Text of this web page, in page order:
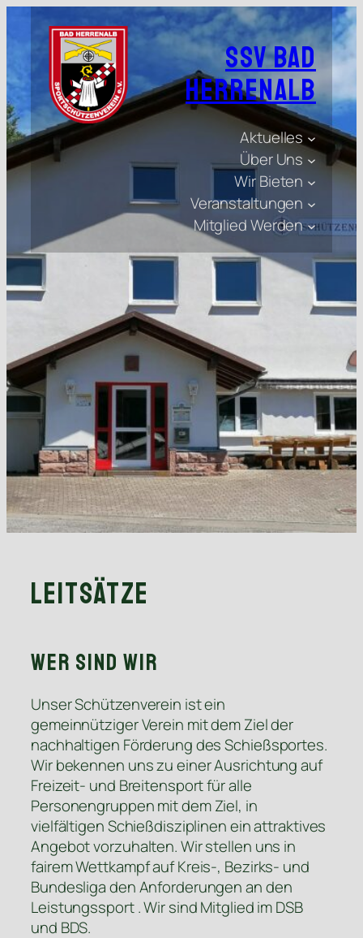
SSV Bad
Herrenalb
Aktuelles
Über Uns
Wir Bieten
Veranstaltungen
Mitglied Werden
Leitsätze
Wer sind wir
Unser Schützenverein ist ein
gemeinnütziger Verein mit dem Ziel der
nachhaltigen Förderung des Schießsportes.
Wir bekennen uns zu einer Ausrichtung auf
Freizeit- und Breitensport für alle
Personengruppen mit dem Ziel, in
vielfältigen Schießdisziplinen ein attraktives
Angebot vorzuhalten. Wir stellen uns in
fairem Wettkampf auf Kreis-, Bezirks- und
Bundesliga den Anforderungen an den
Leistungssport . Wir sind Mitglied im DSB
und BDS.